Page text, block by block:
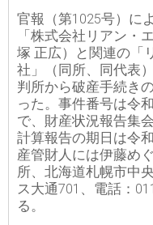
官報（第1025号）に
「株式会社リアン・
塚 正広）と関連の「
社」（同所、同代表
判所から破産手続き
った。事件番号は令
で、財産状況報告集
計算報告の期日は令
産管財人には伊藤め
所、北海道札幌市中
ス大通701、電話：
る。